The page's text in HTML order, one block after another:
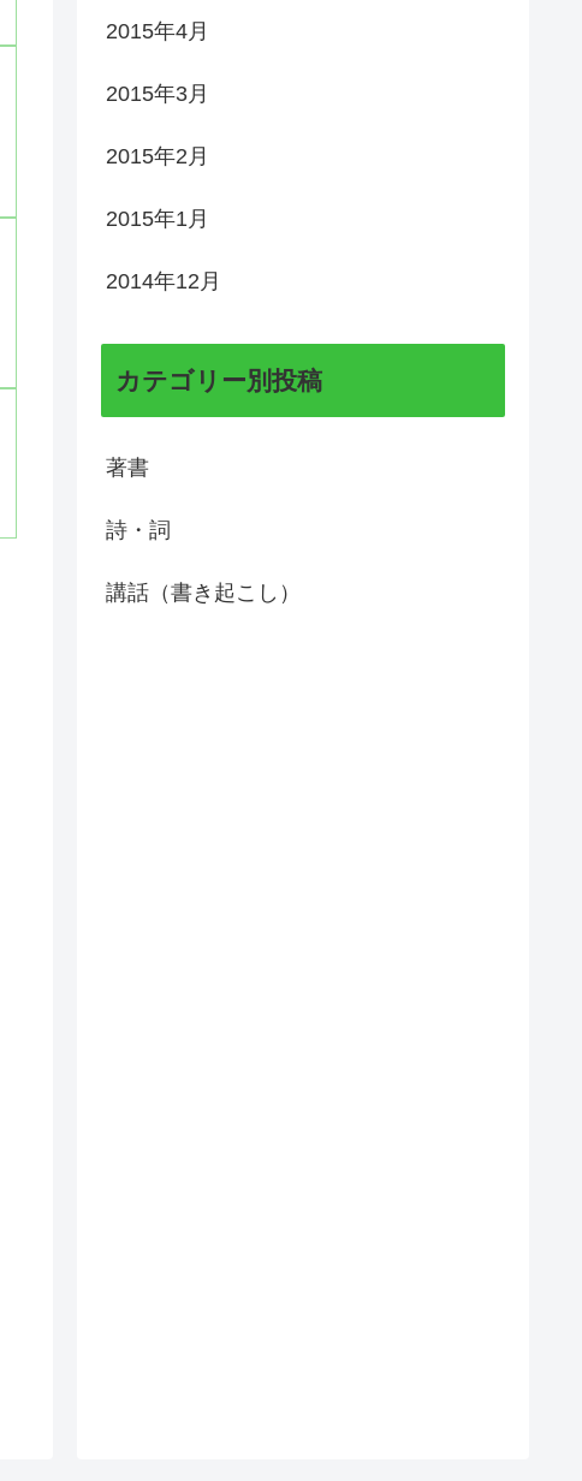
2015年4月
2015年3月
2015年2月
2015年1月
2014年12月
カテゴリー別投稿
著書
詩・詞
講話（書き起こし）